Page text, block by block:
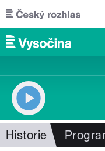
Přejít k hlavnímu obsahu
Historie